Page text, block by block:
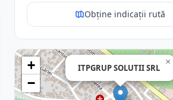
Obține indicații rută
ITPGRUP SOLUTII SRL
×
+
−